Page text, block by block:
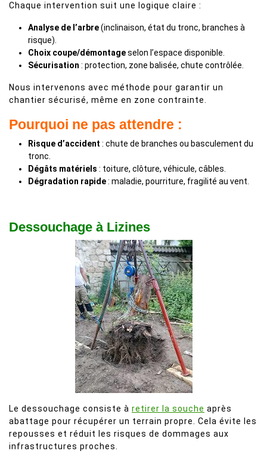
Chaque intervention suit une logique claire :
Analyse de l’arbre(inclinaison, état du tronc, branches à
risque).
Choix coupe/démontageselon l’espace disponible.
Sécurisation : protection, zone balisée, chute contrôlée.
Nous intervenons avec méthode pour garantir un
chantier sécurisé, même en zone contrainte.
Pourquoi ne pas attendre :
Risque d’accident : chute de branches ou basculement du
tronc.
Dégâts matériels : toiture, clôture, véhicule, câbles.
Dégradation rapide: maladie, pourriture, fragilité au vent.
Dessouchage à Lizines
Le dessouchage consiste à retirer la souche après
abattage pour récupérer un terrain propre. Cela évite les
repousses et réduit les risques de dommages aux
infrastructures proches.